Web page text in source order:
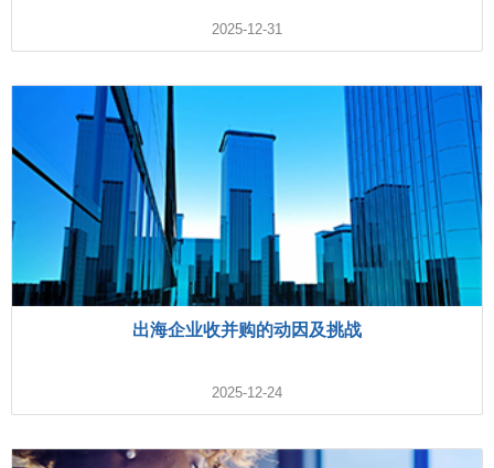
2025-12-31
出海企业收并购的动因及挑战
2025-12-24